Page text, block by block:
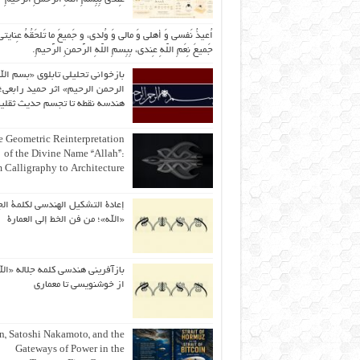
اُعیذُ نَفسی وَ أهلی وَ مالی وَ وُلدی، و جَمیعَ ما تَلحَقُهُ
جَمیعَ نِعَمِ اللّهِ عِندی، بِبِسمِ اللّهِ الرَّحمنِ الرَّحیمِ.
بازخوانی تحلیلی تابلوی «بسم
الرحمن الرحیم» اثر حمید رابعی؛
هندسه نقطه تا تجسم حدیث
Geometric Reinterpretation
of the Divine Name “Allah”:
Calligraphy to Architecture
إعادة التشكيل الهندسي لكلمة
«الله»؛ من فن الخط إلى العمارة
بازآفرینی هندسی کلمه جلاله
از خوشنویسی تا معماری
Satoshi Nakamoto, and the
Gateways of Power in the